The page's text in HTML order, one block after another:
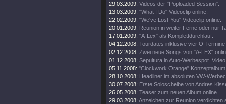
29.03.2009: Videos der "Poploaded Session".
13.03.2009: "What I Do" Videoclip online.
22.02.2009: "We've Lost You" Videoclip online.
20.01.2009: Reunion in weiter Ferne oder nur
17.01.2009: "A-Lex" als Komplettdurchlauf.
04.12.2008: Tourdates inklusive vier Ö-Termine
02.12.2008: Zwei neue Songs von "A-LEX"
01.12.2008: Sepultura in Auto-Werbespot.
05.11.2008: "Clockwork Orange"
28.10.2008: Headliner im absoluten VW-
30.07.2008: Erste Soloscheibe von Andres
26.05.2008: Teaser zum neuen Album online.
29.03.2008: Anzeichen zur Reunion verdichten